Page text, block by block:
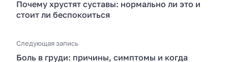
Почему хрустят суставы: нормально ли это и
стоит ли беспокоиться
Следующая запись
Боль в груди: причины, симптомы и когда